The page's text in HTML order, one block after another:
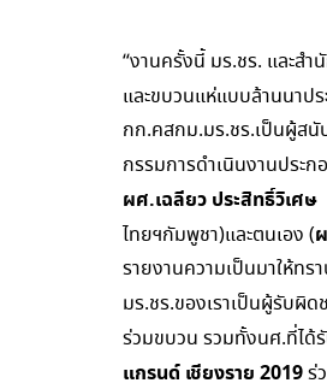
“งานครั้งนี้ มร.ชร. และส
และขบวนแห่แบบล้านนาป
กก.คสกม.มร.ชร.เป็นผู้ส
กรรมการดำเนินงานประก
ผศ.เฉลียว ประสิทธิ์วิเศ
ไทยฯกัมพูชา)และตนเอง (
รายงานความเป็นมาให้ท
มร.ชร.ของเราเป็นผู้รับผิ
ร่วมขบวน รวมทั้งนศ.ที่ได้
แกรนด์ เชียงราย 2019ร่